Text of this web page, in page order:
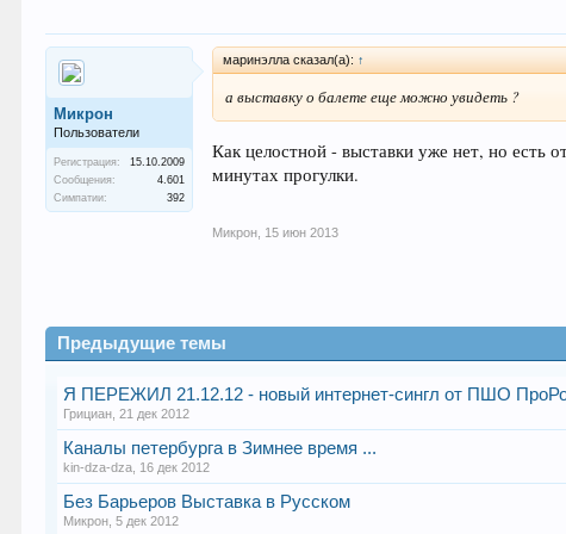
Микрон
Пользователи
Регистрация:
15.10.2009
Сообщения:
4.601
Симпатии:
392
маринэлла сказал(а): ↑
а выставку о балете еще можно увидеть ?
Как целостной - выставки уже нет, но есть
минутах прогулки.
Микрон 15 июн 2013
Предыдущие темы
Я ПЕРЕЖИЛ 21.12.12 - новый интернет-сингл от ПШО
Грициан ,21 дек 2012
Каналы петербурга в Зимнее время ...
kin-dza-dza 16 дек 2012
Без Барьеров Выставка в Русском
Микрон ,5 дек 2012